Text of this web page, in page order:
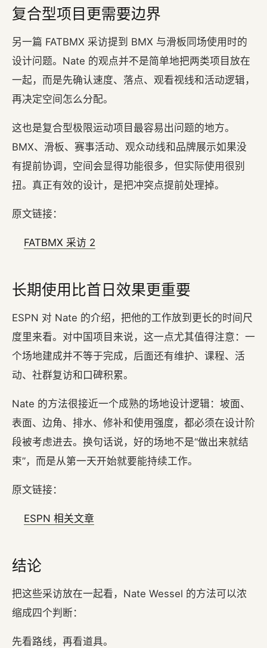
复合型项目更需要边界
另一篇 FATBMX 采访提到 BMX 与滑板同场使用时的
设计问题。Nate 的观点并不是简单地把两类项目放在
一起，而是先确认速度、落点、观看视线和活动逻辑，
再决定空间怎么分配。
这也是复合型极限运动项目最容易出问题的地方。
BMX、滑板、赛事活动、观众动线和品牌展示如果没
有提前协调，空间会显得功能很多，但实际使用很别
扭。真正有效的设计，是把冲突点提前处理掉。
原文链接：
FATBMX 采访 2
长期使用比首日效果更重要
ESPN 对 Nate 的介绍，把他的工作放到更长的时间尺
度里来看。对中国项目来说，这一点尤其值得注意：一
个场地建成并不等于完成，后面还有维护、课程、活
动、社群复访和口碑积累。
Nate 的方法很接近一个成熟的场地设计逻辑：坡面、
表面、边角、排水、修补和使用强度，都必须在设计阶
段被考虑进去。换句话说，好的场地不是“做出来就结
束”，而是从第一天开始就要能持续工作。
原文链接：
ESPN 相关文章
结论
把这些采访放在一起看，Nate Wessel 的方法可以浓
缩成四个判断：
先看路线，再看道具。